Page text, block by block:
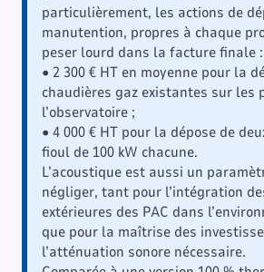
particulièrement, les actions de
manutention, propres à chaque
peser lourd dans la facture finale :
• 2 300 € HT en moyenne pour la
chaudières gaz existantes sur les
l’observatoire ;
• 4 000 € HT pour la dépose de
fioul de 100 kW chacune.
L’acoustique est aussi un
négliger, tant pour l’intégration
extérieures des PAC dans
que pour la maîtrise des
l’atténuation sonore nécessaire.